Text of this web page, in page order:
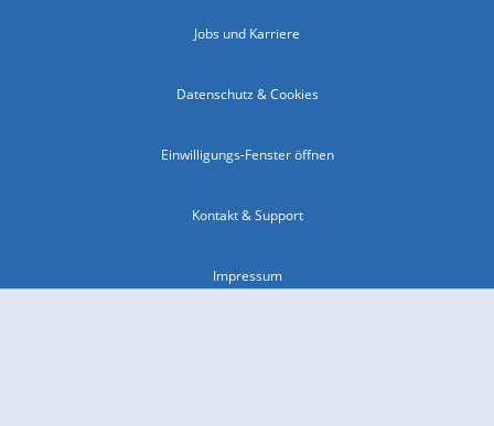
Jobs und Karriere
Datenschutz & Cookies
Einwilligungs-Fenster öffnen
Kontakt & Support
Impressum